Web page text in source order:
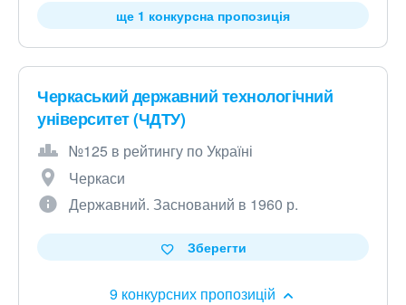
ще 1 конкурсна пропозиція
Черкаський державний технологічний
університет (ЧДТУ)
№125 в рейтингу по Україні
Черкаси
Державний. Заснований в 1960 р.
9 конкурсних пропозицій
Зберегти